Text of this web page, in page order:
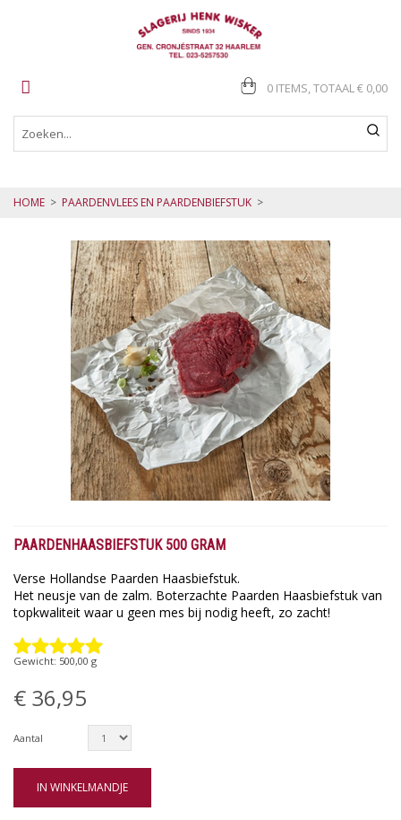
0 ITEMS, TOTAAL€ 0,00
HOME > PAARDENVLEES EN PAARDENBIEFSTUK >
PAARDENHAASBIEFSTUK 500 GRAM
Verse Hollandse Paarden Haasbiefstuk.
Het neusje van de zalm. Boterzachte Paarden Haasbiefstuk van
topkwaliteit waar u geen mes bij nodig heeft, zo zacht!
Gewicht: 500,00 g
€ 36,95
Aantal
IN WINKELMANDJE